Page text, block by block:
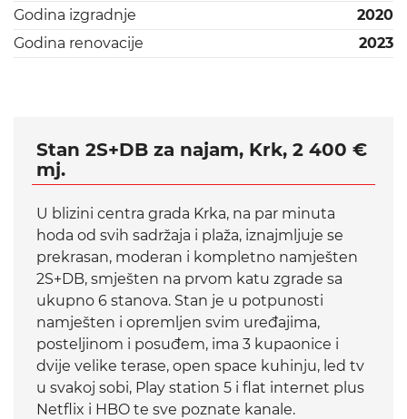
Godina izgradnje
2020
Godina renovacije
2023
Stan 2S+DB za najam, Krk, 2 400 €
mj.
U blizini centra grada Krka, na par minuta
hoda od svih sadržaja i plaža, iznajmljuje se
prekrasan, moderan i kompletno namješten
2S+DB, smješten na prvom katu zgrade sa
ukupno 6 stanova. Stan je u potpunosti
namješten i opremljen svim uređajima,
posteljinom i posuđem, ima 3 kupaonice i
dvije velike terase, open space kuhinju, led tv
u svakoj sobi, Play station 5 i flat internet plus
Netflix i HBO te sve poznate kanale.